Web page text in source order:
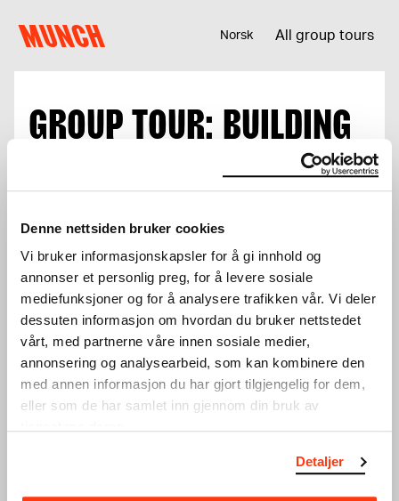
Denne nettsiden bruker cookies
Vi bruker informasjonskapsler for å gi innhold og
annonser et personlig preg, for å levere sosiale
mediefunksjoner og for å analysere trafikken vår. Vi deler
dessuten informasjon om hvordan du bruker nettstedet
vårt, med partnerne våre innen sosiale medier,
annonsering og analysearbeid, som kan kombinere den
med annen informasjon du har gjort tilgjengelig for dem,
eller som de har samlet inn gjennom din bruk av
Detaljer
MUNCH Norsk All group tours
GROUP TOUR: BUILDING
participants below:
Member Sign in